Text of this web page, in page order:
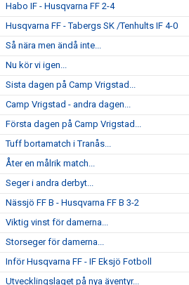
Habo IF - Husqvarna FF 2-4
Husqvarna FF - Tabergs SK /Tenhults IF 4-0
Så nära men ändå inte...
Nu kör vi igen...
Sista dagen på Camp Vrigstad...
Camp Vrigstad - andra dagen...
Första dagen på Camp Vrigstad...
Tuff bortamatch i Tranås...
Åter en målrik match...
Seger i andra derbyt...
Nässjö FF B - Husqvarna FF B 3-2
Viktig vinst för damerna...
Storseger för damerna...
Inför Husqvarna FF - IF Eksjö Fotboll
Utvecklingslaget på nya äventyr...